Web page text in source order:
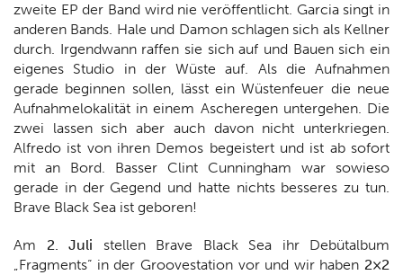
zweite EP der Band wird nie veröffentlicht. Garcia singt in
anderen Bands. Hale und Damon schlagen sich als Kellner
durch. Irgendwann raffen sie sich auf und Bauen sich ein
eigenes Studio in der Wüste auf. Als die Aufnahmen
gerade beginnen sollen, lässt ein Wüstenfeuer die neue
Aufnahmelokalität in einem Ascheregen untergehen. Die
zwei lassen sich aber auch davon nicht unterkriegen.
Alfredo ist von ihren Demos begeistert und ist ab sofort
mit an Bord. Basser Clint Cunningham war sowieso
gerade in der Gegend und hatte nichts besseres zu tun.
Brave Black Sea ist geboren!
Am 2. Juli stellen Brave Black Sea ihr Debütalbum
„Fragments“ in der Groovestation vor und wir haben 2×2